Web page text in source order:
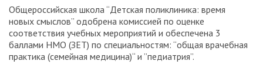
Общероссийская школа “Детская поликлиника: время
новых смыслов” одобрена комиссией по оценке
соответствия учебных мероприятий и обеспечена 3
баллами НМО (ЗЕТ) по специальностям: “общая врачебная
практика (семейная медицина)“ и ”педиатрия”.